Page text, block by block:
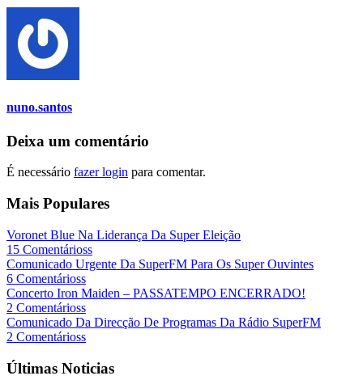
nuno.santos
Deixa um comentário
É necessário fazer login para comentar.
Mais Populares
Voronet Blue Na Liderança Da Super Eleição
15 Comentárioss
Comunicado Urgente Da SuperFM Para Os Super Ouvintes
6 Comentárioss
Concerto Iron Maiden – PASSATEMPO ENCERRADO!
2 Comentárioss
Comunicado Da Direcção De Programas Da Rádio SuperFM
2 Comentárioss
Últimas Noticias